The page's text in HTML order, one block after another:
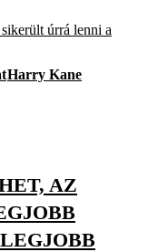
úrrá lenni a
Harry Kane
AZ